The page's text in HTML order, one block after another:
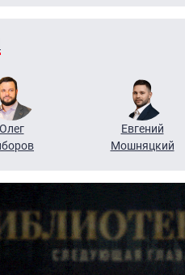
Олег
Евгений
Мошняцкий